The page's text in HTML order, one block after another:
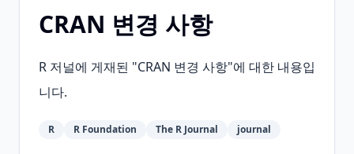
CRAN 변경 사항
R 저널에 게재된 "CRAN 변경 사항"에 대한 내용입
니다.
R R Foundation The R Journal journal